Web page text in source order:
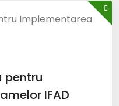
pentru
IFAD